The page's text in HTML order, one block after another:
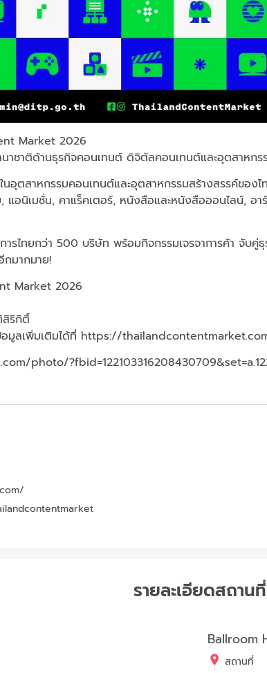
Market 2026
าชาติด้านธุรกิจคอนเทนต์ ดิจิตัลคอนเทนต์และอุตสาหก
นอุตสาหกรรมคอนเทนต์และอุตสาหกรรมสร้างสรรค์ขอ
แอนิเมชั่น, คาแร็คเตอร์, หนังสือและหนังสือออนไลน์, อ
รไทยกว่า 500 บริษัท พร้อมกิจกรรมเจรจาการค้า จับคู่
มากมาย!
Market 2026
สิริกิติ์
มูลเพิ่มเติมได้ที่ https://
photo/
รายละเอียดสถานที่
Ballroom
สถานที่